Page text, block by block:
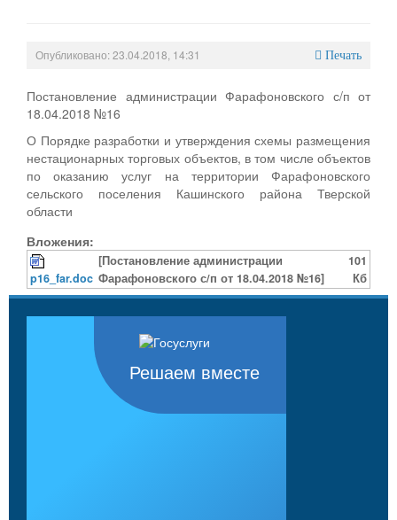
Опубликовано: 23.04.2018, 14:31 Печать
Постановление администрации Фарафоновского с/п от
18.04.2018 №16
О Порядке разработки и утверждения схемы размещения
нестационарных торговых объектов, в том числе объектов
по оказанию услуг на территории Фарафоновского
сельского поселения Кашинского района Тверской
области
Вложения:
p16_far.doc
[Постановление администрации
Фарафоновского с/п от 18.04.2018 №16]
101
Кб
Решаем вместе